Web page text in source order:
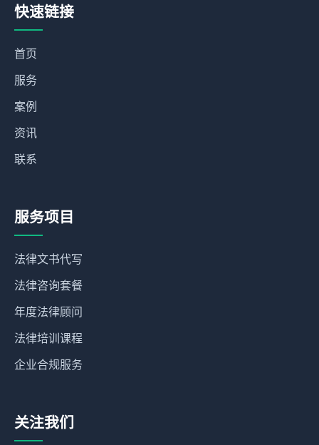
快速链接
首页
服务
案例
资讯
联系
服务项目
法律文书代写
法律咨询套餐
年度法律顾问
法律培训课程
企业合规服务
关注我们